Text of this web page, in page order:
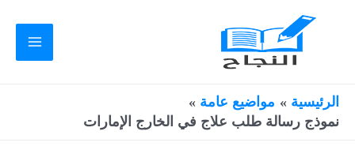
Main
الرئيسية
مواضيع عامة
نموذج رسالة طلب علاج في الخارج الإمارات